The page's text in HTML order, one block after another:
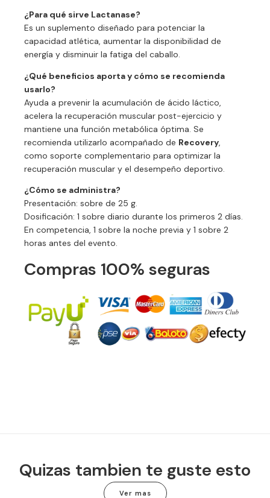
¿Para qué sirve Lactanase?
Es un suplemento diseñado para potenciar la
capacidad atlética, aumentar la disponibilidad de
energía y disminuir la fatiga del caballo.
¿Qué beneficios aporta y cómo se recomienda
usarlo?
Ayuda a prevenir la acumulación de ácido láctico,
acelera la recuperación muscular post-ejercicio y
mantiene una función metabólica óptima. Se
recomienda utilizarlo acompañado de Recovery,
como soporte complementario para optimizar la
recuperación muscular y el desempeño deportivo.
¿Cómo se administra?
Presentación: sobre de 25 g.
Dosificación: 1 sobre diario durante los primeros 2 días.
En competencia, 1 sobre la noche previa y 1 sobre 2
horas antes del evento.
Compras 100% seguras
Quizas tambien te guste esto
Ver mas